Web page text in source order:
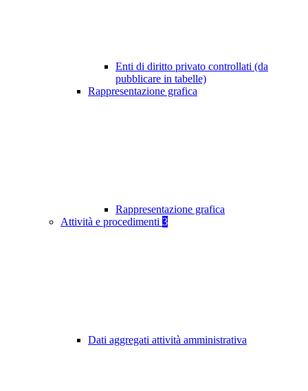
Enti di diritto privato controllati (da
pubblicare in tabelle)
Rappresentazione grafica
Rappresentazione grafica
Attività e procedimenti 3
Dati aggregati attività amministrativa